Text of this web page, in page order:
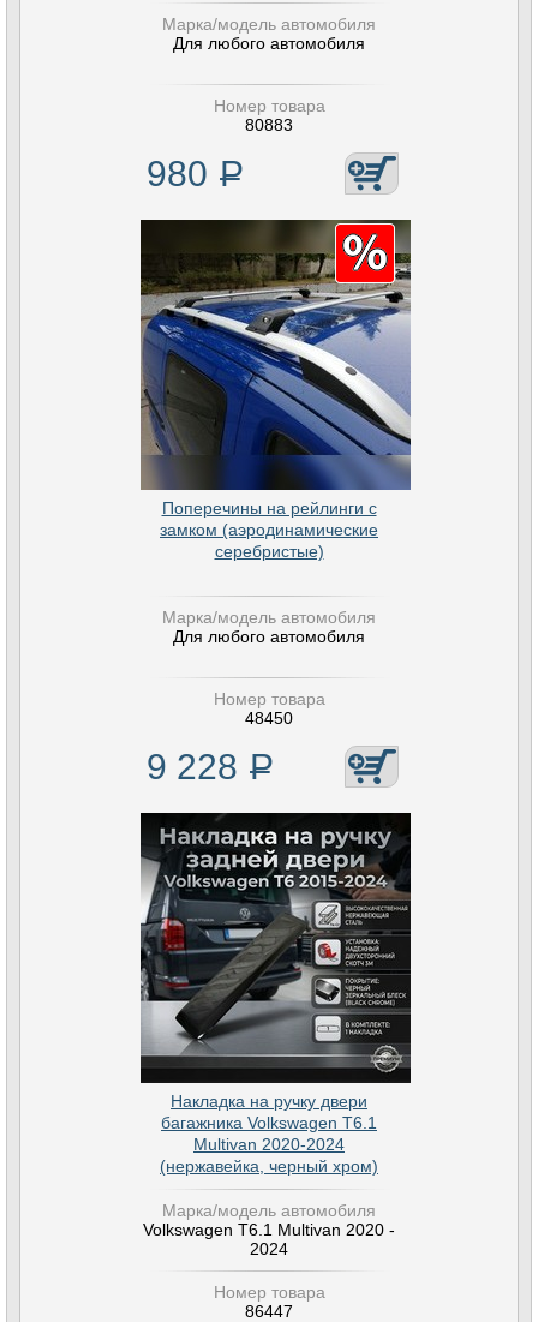
Марка/модель автомобиля
Для любого автомобиля
Номер товара
80883
980 Р
Поперечины на рейлинги с
замком (аэродинамические
серебристые)
Марка/модель автомобиля
Для любого автомобиля
Номер товара
48450
9 228 Р
Накладка на ручку двери
багажника Volkswagen T6.1
Multivan 2020-2024
(нержавейка, черный хром)
Марка/модель автомобиля
Volkswagen T6.1 Multivan 2020 -
2024
Номер товара
86447